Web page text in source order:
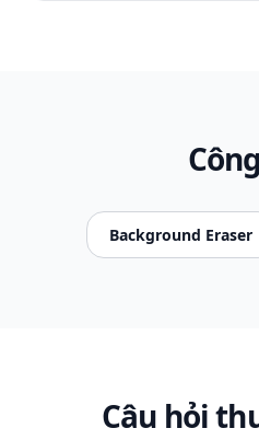
Background Eraser
Câu hỏi